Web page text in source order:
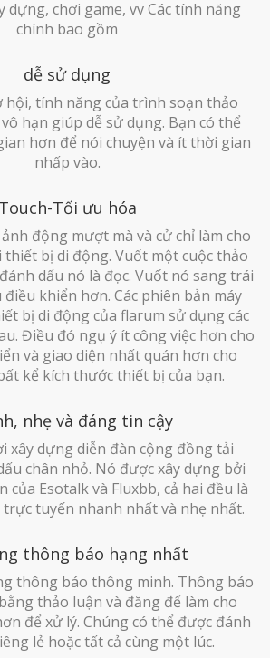
dựng, chơi game, vv Các tính năng
chính bao gồm
dễ sử dụng
hội, tính năng của trình soạn thảo
hạn giúp dễ sử dụng. Bạn có thể
hơn để nói chuyện và ít thời gian
nhấp vào.
Touch-Tối ưu hóa
động mượt mà và cử chỉ làm cho
bị di động. Vuốt một cuộc thảo
dấu nó là đọc. Vuốt nó sang trái
khiển hơn. Các phiên bản máy
bị di động của flarum sử dụng các
Điều đó ngụ ý ít công việc hơn cho
và giao diện nhất quán hơn cho
kể kích thước thiết bị của bạn.
nhẹ và đáng tin cậy
xây dựng diễn đàn cộng đồng tải
chân nhỏ. Nó được xây dựng bởi
của Esotalk và Fluxbb, cả hai đều là
tuyến nhanh nhất và nhẹ nhất.
thông báo hạng nhất
thông báo thông minh. Thông báo
thảo luận và đăng để làm cho
để xử lý. Chúng có thể được đánh
lẻ hoặc tất cả cùng một lúc.